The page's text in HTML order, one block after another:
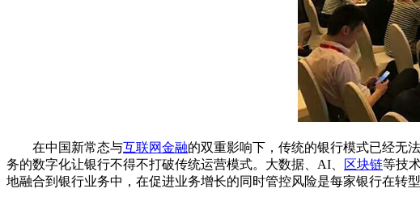
在中国新常态与互联网金融的双重影响下，传统的银行模式已经无
务的数字化让银行不得不打破传统运营模式。大数据、AI、
区块链等技
地融合到银行业务中，在促进业务增长的同时管控风险是每家银行在转